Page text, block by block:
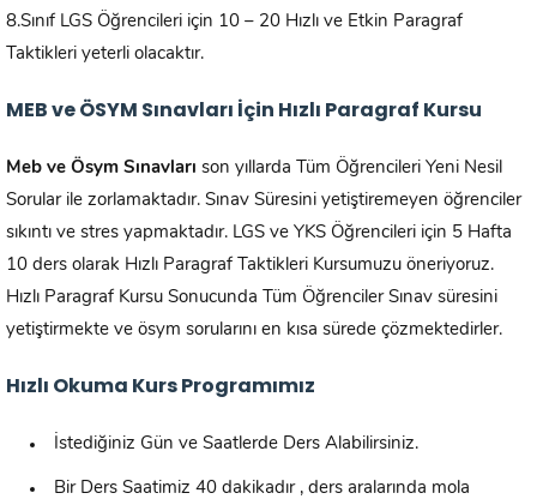
8.Sınıf LGS Öğrencileri için 10 – 20 Hızlı ve Etkin Paragraf
Taktikleri yeterli olacaktır.
MEB ve ÖSYM Sınavları İçin Hızlı Paragraf Kursu
Meb ve Ösym Sınavları son yıllarda Tüm Öğrencileri Yeni Nesil
Sorular ile zorlamaktadır. Sınav Süresini yetiştiremeyen öğrenciler
sıkıntı ve stres yapmaktadır. LGS ve YKS Öğrencileri için 5 Hafta
10 ders olarak Hızlı Paragraf Taktikleri Kursumuzu öneriyoruz.
Hızlı Paragraf Kursu Sonucunda Tüm Öğrenciler Sınav süresini
yetiştirmekte ve ösym sorularını en kısa sürede çözmektedirler.
Hızlı Okuma Kurs Programımız
İstediğiniz Gün ve Saatlerde Ders Alabilirsiniz.
Bir Ders Saatimiz 40 dakikadır , ders aralarında mola